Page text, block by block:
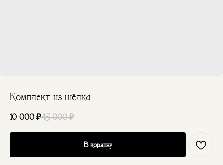
Комплект из шёлка
10 000 ₽45 000 ₽
В корзину